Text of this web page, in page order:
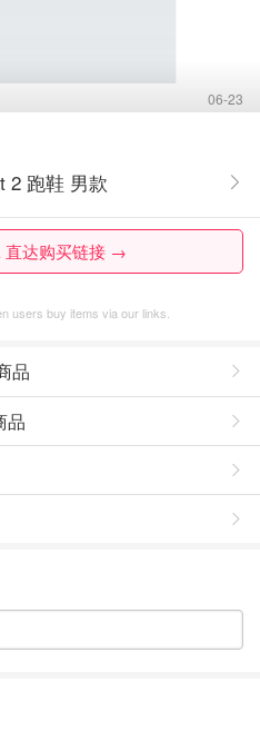
06-23
2 跑鞋 男款
直达购买链接 →
users buy items via our links.
品
品